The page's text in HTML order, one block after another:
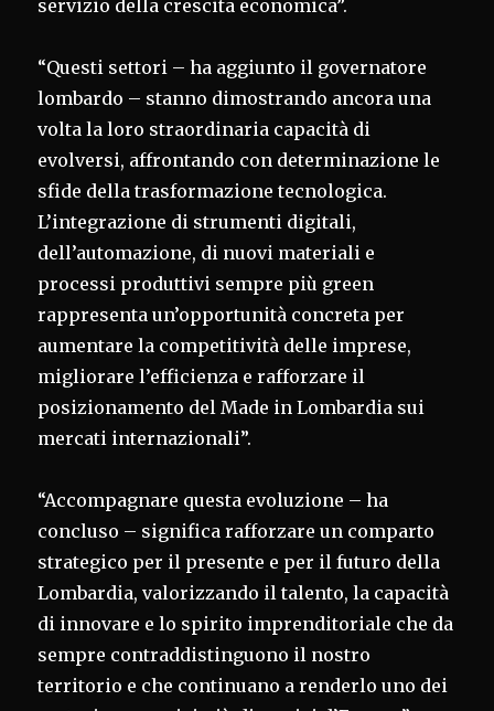
servizio della crescita economica”.
“Questi settori – ha aggiunto il governatore
lombardo – stanno dimostrando ancora una
volta la loro straordinaria capacità di
evolversi, affrontando con determinazione le
sfide della trasformazione tecnologica.
L’integrazione di strumenti digitali,
dell’automazione, di nuovi materiali e
processi produttivi sempre più green
rappresenta un’opportunità concreta per
aumentare la competitività delle imprese,
migliorare l’efficienza e rafforzare il
posizionamento del Made in Lombardia sui
mercati internazionali”.
“Accompagnare questa evoluzione – ha
concluso – significa rafforzare un comparto
strategico per il presente e per il futuro della
Lombardia, valorizzando il talento, la capacità
di innovare e lo spirito imprenditoriale che da
sempre contraddistinguono il nostro
territorio e che continuano a renderlo uno dei